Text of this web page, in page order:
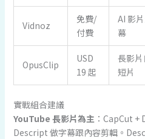
Vidnoz
免費/
付費
AI 影
幕
OpusClip
USD
19 起
長影
短片
實戰組合建議
YouTube 長影片為主 ：CapCut +
Descript 做字幕跟內容剪輯。